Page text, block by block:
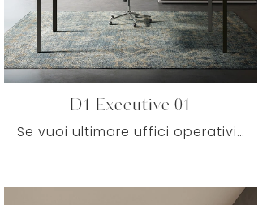
D1 Executive 01
Se vuoi ultimare uffici operativi e direzionali, ecco qui il modello D1 Executive 01 di Colombini Office tra diverse proposte di scrivanie ...